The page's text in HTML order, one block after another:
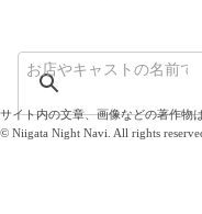
サイト内の文章、画像などの著作物
© Niigata Night Navi. All rights